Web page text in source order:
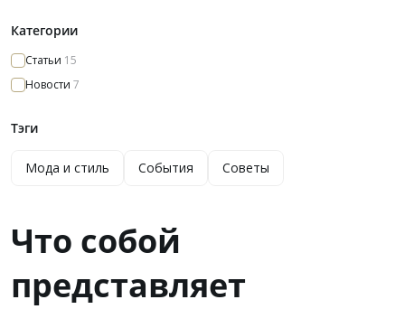
Что собой
представляет
Категории
Статьи 15
Новости 7
Тэги
Мода и стиль События Советы